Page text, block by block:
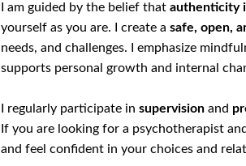
I am guided by the belief that authenticity
yourself as you are. I create a safe, open,
needs, and challenges. I emphasize
supports personal growth and internal
I regularly participate in supervision and
If you are looking for a psychotherapist
and feel confident in your choices and